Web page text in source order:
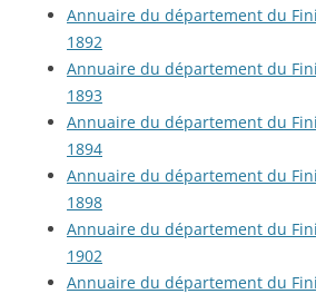
Annuaire du département du
1892
Annuaire du département du
1893
Annuaire du département du
1894
Annuaire du département du
1898
Annuaire du département du
1902
Annuaire du département du